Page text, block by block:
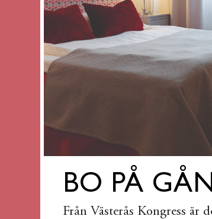
BO PÅ
Från Västerås Kongress är